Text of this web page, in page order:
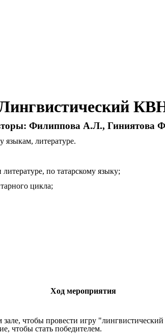
Филиппова А.Л., Гиниятова
языкам, литературе.
по татарскому языку;
цикла;
Ход мероприятия
чтобы провести игру
чтобы стать победителем.